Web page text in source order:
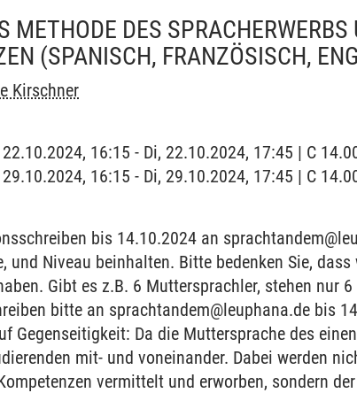
METHODE DES SPRACHERWERBS
(SPANISCH, FRANZÖSISCH,
Kirschner
16:15 - Di, 22.10.2024, 17:45 | C
16:15 - Di, 29.10.2024, 17:45 | C
bis 14.10.2024 an
und Niveau beinhalten. Bitte bedenken Sie,
Gibt es z.B. 6 Muttersprachler, stehen nur
bitte an sprachtandem@leuphana.de bis
Gegenseitigkeit: Da die Muttersprache des
mit- und voneinander. Dabei werden
vermittelt und erworben, sondern